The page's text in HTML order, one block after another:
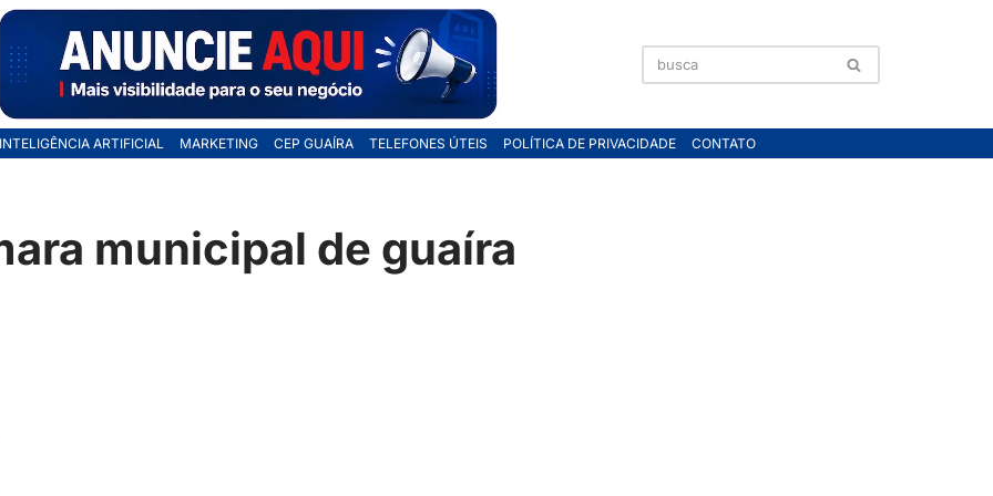
INTELIGÊNCIA ARTIFICIAL MARKETING CEP GUAÍRA TELEFONES ÚTEIS POLÍTICA DE PRIVACIDADE CONTATO
municipal de guaíra